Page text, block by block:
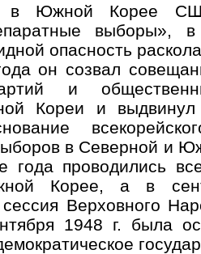
Южной Корее США
выборы», в
опасность
он созвал
и
Кореи и
в Северной и
года проводились
Корее, а в
Верховного
1948 г. была